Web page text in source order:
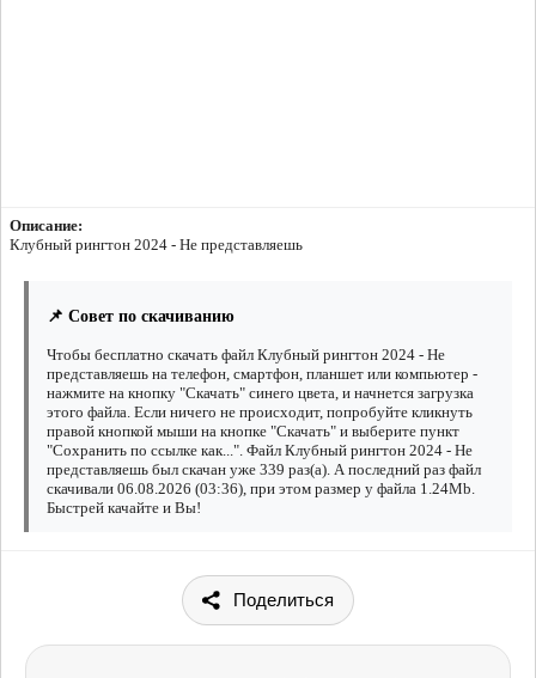
Описание:
Клубный рингтон 2024 - Не представляешь
📌 Совет по скачиванию
Чтобы бесплатно скачать файл Клубный рингтон 2024 - Не
представляешь на телефон, смартфон, планшет или компьютер -
нажмите на кнопку "Скачать" синего цвета, и начнется загрузка
этого файла. Если ничего не происходит, попробуйте кликнуть
правой кнопкой мыши на кнопке "Скачать" и выберите пункт
"Сохранить по ссылке как...". Файл Клубный рингтон 2024 - Не
представляешь был скачан уже 339 раз(а). А последний раз файл
скачивали 06.08.2026 (03:36), при этом размер у файла 1.24Mb.
Быстрей качайте и Вы!
Поделиться